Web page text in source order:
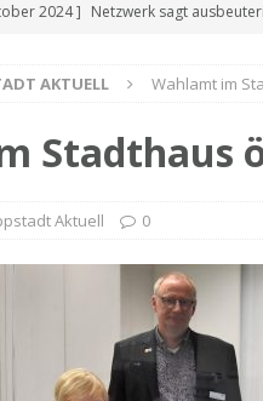
2024 ] Netzwerk sagt
2024 ]
Höhere
2024 ]
Geschützt: Reden im
AKTUELL
AKTUELL Wahlamt im
Stadthaus
Aktuell 0